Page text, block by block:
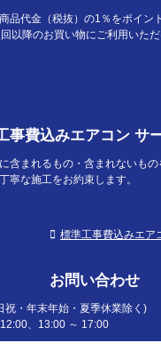
品代金（税抜）の1％をポイン
以降のお買い物にご利用いただ
事費込みエアコン サ
含まれるもの・含まれないも
寧な施工をお約束します。
標準工事費込みエア
お問い合わせ
祝・年末年始・夏季休業除く)
、13:00 ～ 17:00